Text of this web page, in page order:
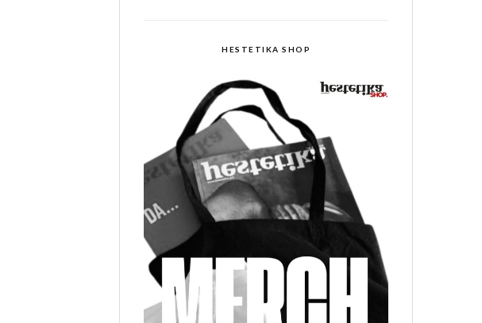
HESTETIKA SHOP